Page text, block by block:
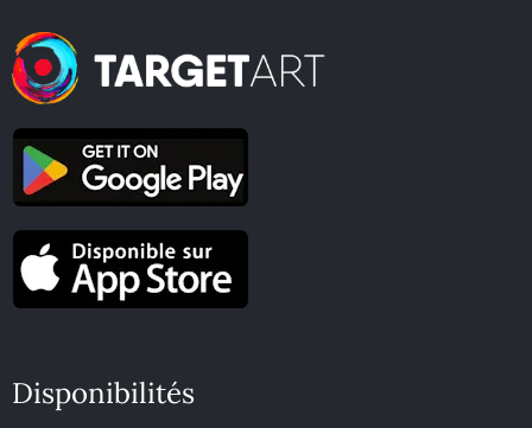
Disponibilités